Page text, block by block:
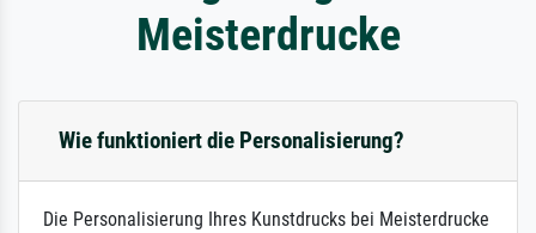
Meisterdrucke
Wie funktioniert die Personalisierung?
Die Personalisierung Ihres Kunstdrucks bei Meisterdrucke